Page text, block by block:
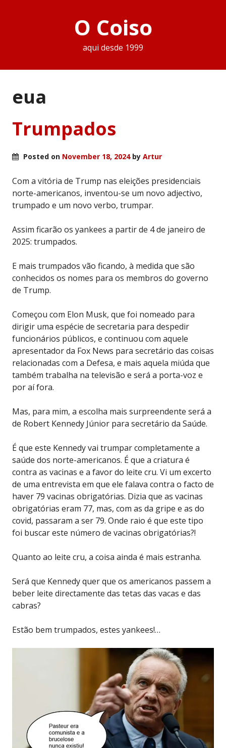
O Coiso
aqui desde 1999
eua
Trumpados
Posted on November 18, 2024by Artur
Com a vitória de Trump nas eleições presidenciais
norte-americanos, inventou-se um novo adjectivo,
trumpado e um novo verbo, trumpar.
Assim ficarão os yankees a partir de 4 de janeiro de
2025: trumpados.
E mais trumpados vão ficando, à medida que são
conhecidos os nomes para os membros do governo
de Trump.
Começou com Elon Musk, que foi nomeado para
dirigir uma espécie de secretaria para despedir
funcionários públicos, e continuou com aquele
apresentador da Fox News para secretário das coisas
relacionadas com a Defesa, e mais aquela miúda que
também trabalha na televisão e será a porta-voz e
por aí fora.
Mas, para mim, a escolha mais surpreendente será a
de Robert Kennedy Júnior para secretário da Saúde.
É que este Kennedy vai trumpar completamente a
saúde dos norte-americanos. É que a criatura é
contra as vacinas e a favor do leite cru. Vi um excerto
de uma entrevista em que ele falava contra o facto de
haver 79 vacinas obrigatórias. Dizia que as vacinas
obrigatórias eram 77, mas, com as da gripe e as do
covid, passaram a ser 79. Onde raio é que este tipo
foi buscar este número de vacinas obrigatórias?!
Quanto ao leite cru, a coisa ainda é mais estranha.
Será que Kennedy quer que os americanos passem a
beber leite directamente das tetas das vacas e das
cabras?
Estão bem trumpados, estes yankees!…